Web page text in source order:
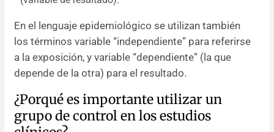
En el lenguaje epidemiológico se utilizan también
los términos variable “independiente” para referirse
a la exposición, y variable “dependiente” (la que
depende de la otra) para el resultado.
¿Porqué es importante utilizar un
grupo de control en los estudios